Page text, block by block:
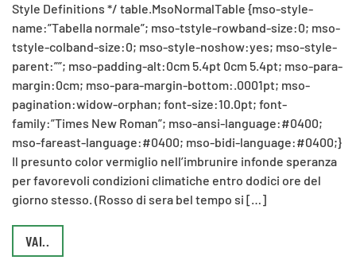
Style Definitions */ table.MsoNormalTable {mso-style-
name:”Tabella normale”; mso-tstyle-rowband-size:0; mso-
tstyle-colband-size:0; mso-style-noshow:yes; mso-style-
parent:””; mso-padding-alt:0cm 5.4pt 0cm 5.4pt; mso-para-
margin:0cm; mso-para-margin-bottom:.0001pt; mso-
pagination:widow-orphan; font-size:10.0pt; font-
family:”Times New Roman”; mso-ansi-language:#0400;
mso-fareast-language:#0400; mso-bidi-language:#0400;}
Il presunto color vermiglio nell’imbrunire infonde speranza
per favorevoli condizioni climatiche entro dodici ore del
giorno stesso. (Rosso di sera bel tempo si […]
VAI..